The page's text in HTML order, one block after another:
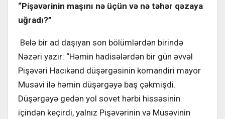
“Pişəvərinin maşını nə üçün və nə təhər qəzaya
uğradı?”
Belə bir ad daşıyan son bölümlərdən birində
Nəzəri yazır: “Həmin hadisələrdən bir gün əvvəl
Pişəvəri Hacıkənd düşərgəsinin komandiri mayor
Musəvi ilə həmin düşərgəyə baş çəkmişdi.
Düşərgəyə gedən yol sovet hərbi hissəsinin
içindən keçirdi, yalnız Pişəvərinin və Musəvinin